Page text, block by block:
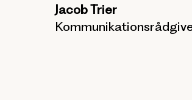
Jacob Trier